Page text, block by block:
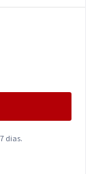
dias.